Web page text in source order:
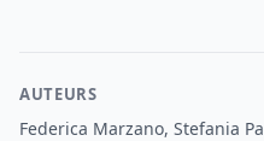
AUTEURS
Federica Marzano, Stefania